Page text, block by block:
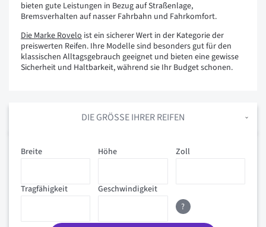
bieten gute Leistungen in Bezug auf Straßenlage,
Bremsverhalten auf nasser Fahrbahn und Fahrkomfort.
Die Marke Rovelo ist ein sicherer Wert in der Kategorie der
preiswerten Reifen. Ihre Modelle sind besonders gut für den
klassischen Alltagsgebrauch geeignet und bieten eine gewisse
Sicherheit und Haltbarkeit, während sie Ihr Budget schonen.
DIE GRÖSSE IHRER REIFEN
Zoll
Höhe
Tragfähigkeit Geschwindigkeit
Breite
?